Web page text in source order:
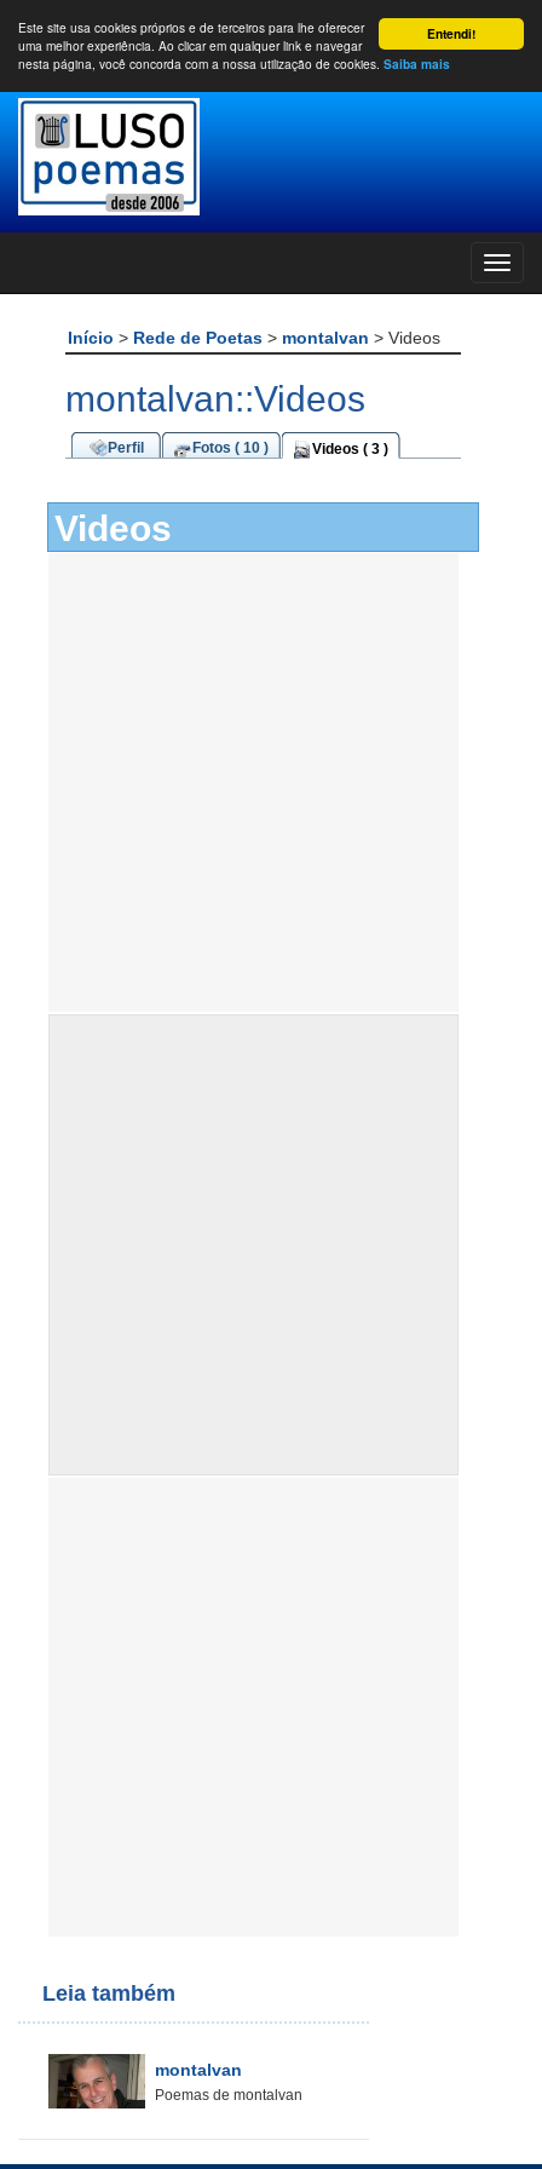
Entendi!
Este site usa cookies próprios e de terceiros para lhe oferecer
uma melhor experiência. Ao clicar em qualquer link e navegar
nesta página, você concorda com a nossa utilização de cookies. Saiba mais
Início > Rede de Poetas > montalvan > Videos
montalvan::Videos
Perfil Fotos ( 10 ) Videos ( 3 )
Videos
Leia também
montalvan
Poemas de montalvan